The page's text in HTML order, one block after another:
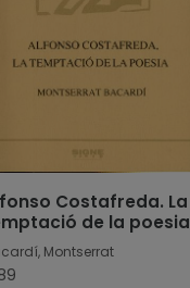
Costafreda. La
de la poesia
Montserrat